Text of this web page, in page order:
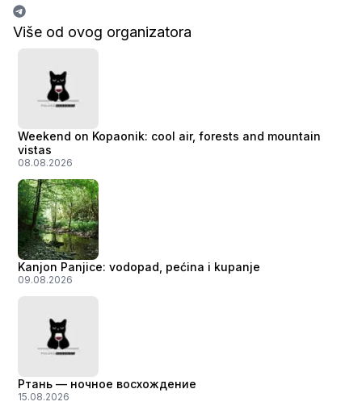
Više od ovog organizatora
Weekend on Kopaonik: cool air, forests and mountain
vistas
08.08.2026
Kanjon Panjice: vodopad, pećina i kupanje
09.08.2026
Ртань — ночное восхождение
15.08.2026